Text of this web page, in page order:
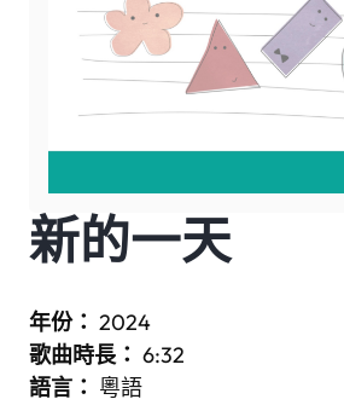
新的一天
年份： 2024
歌曲時長： 6:32
語言： 粵語